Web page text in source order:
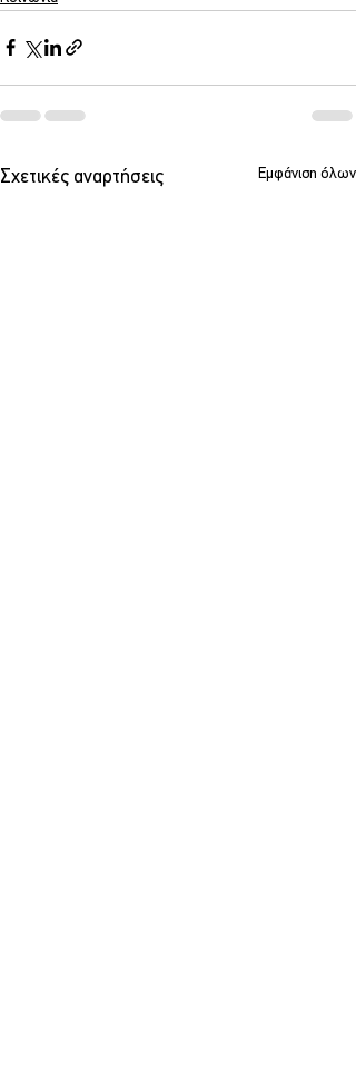
Σχετικές αναρτήσεις Εμφάνιση όλων